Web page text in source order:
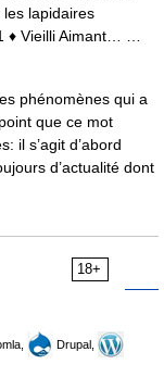
lapidaires
♦ Vieilli Aimant… …
phénomènes qui a
que ce mot
il s’agit d’abord
d’actualité dont
18+
Drupal,